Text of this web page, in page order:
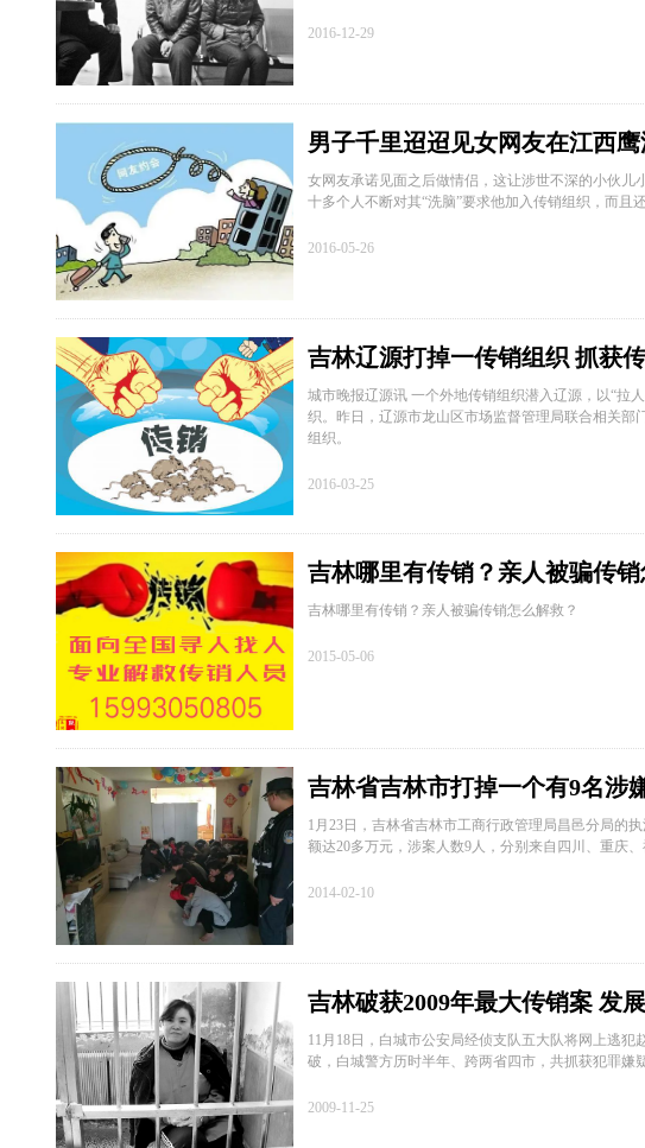
2016-12-29
男子千里迢迢见女网友在江西
女网友承诺见面之后做情侣，这让涉世不深的小伙
十多个人不断对其“洗脑”要求他加入传销组织，而且
2016-05-26
吉林辽源打掉一传销组织 抓获
城市晚报辽源讯 一个外地传销组织潜入辽源，以“拉
织。昨日，辽源市龙山区市场监督管理局联合相关部
组织。
2016-03-25
吉林哪里有传销？亲人被骗传销
吉林哪里有传销？亲人被骗传销怎么解救？
2015-05-06
吉林省吉林市打掉一个有9名涉
1月23日，吉林省吉林市工商行政管理局昌邑分局的
额达20多万元，涉案人数9人，分别来自四川、重庆、
2014-02-10
吉林破获2009年最大传销案 发
11月18日，白城市公安局经侦支队五大队将网上逃
破，白城警方历时半年、跨两省四市，共抓获犯罪嫌
2009-11-25